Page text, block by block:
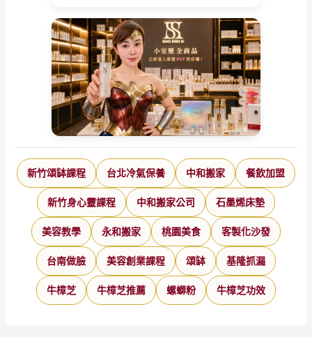
新竹頌缽課程 台北冷氣保養 中和搬家 餐飲加盟
新竹身心靈課程 中和搬家公司 石墨烯床墊
美容教學 永和搬家 桃園美食 客製化沙發
台南做臉 美容創業課程 頌缽 基隆抓漏
牛樟芝 牛樟芝推薦 螺螄粉 牛樟芝功效